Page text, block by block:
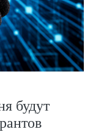
будут